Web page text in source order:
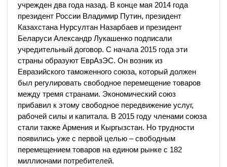
учрежден два года назад. В конце мая 2014 года
президент России Владимир Путин, президент
Казахстана Нурсултан Назарбаев и президент
Беларуси Александр Лукашенко подписали
учредительный договор. С начала 2015 года эти
страны образуют ЕврАзЭС. Он возник из
Евразийского таможенного союза, который должен
был регулировать свободное перемещение товаров
между тремя странами. Экономический союз
прибавил к этому свободное передвижение услуг,
рабочей силы и капитала. В 2015 году членами союза
стали также Армения и Кыргызстан. Но трудности
появились уже с первой целью – свободным
перемещением товаров на едином рынке с 182
миллионами потребителей.